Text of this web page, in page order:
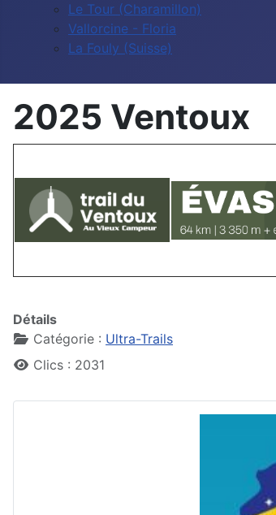
Le Tour (Charamillon)
Vallorcine - Floria
La Fouly (Suisse)
2025 Ventoux
Détails
Catégorie : Ultra-Trails
Clics : 2031